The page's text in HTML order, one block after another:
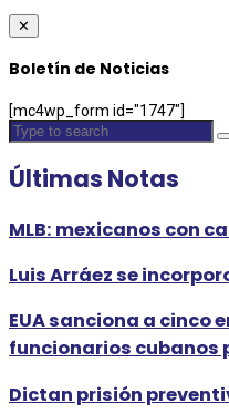
✕
Boletín de Noticias
[mc4wp_form id="1747"]
Últimas Notas
MLB: mexicanos con
Luis Arráez se
EUA sanciona a cinco
funcionarios cubanos
Dictan prisión